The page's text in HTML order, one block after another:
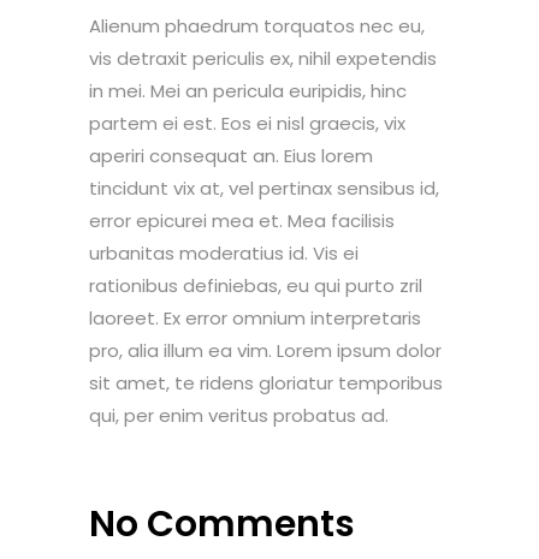
Alienum phaedrum torquatos nec eu,
vis detraxit periculis ex, nihil expetendis
in mei. Mei an pericula euripidis, hinc
partem ei est. Eos ei nisl graecis, vix
aperiri consequat an. Eius lorem
tincidunt vix at, vel pertinax sensibus id,
error epicurei mea et. Mea facilisis
urbanitas moderatius id. Vis ei
rationibus definiebas, eu qui purto zril
laoreet. Ex error omnium interpretaris
pro, alia illum ea vim. Lorem ipsum dolor
sit amet, te ridens gloriatur temporibus
qui, per enim veritus probatus ad.
No Comments